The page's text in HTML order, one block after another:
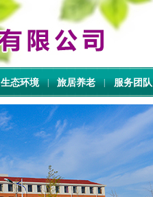
生态环境 | 旅居养老 | 服务团队